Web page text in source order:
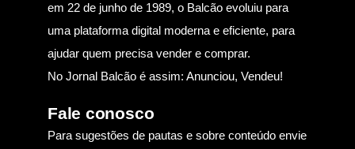
em 22 de junho de 1989, o Balcão evoluiu para
uma plataforma digital moderna e eficiente, para
ajudar quem precisa vender e comprar.
No Jornal Balcão é assim: Anunciou, Vendeu!
Fale conosco
Para sugestões de pautas e sobre conteúdo envie